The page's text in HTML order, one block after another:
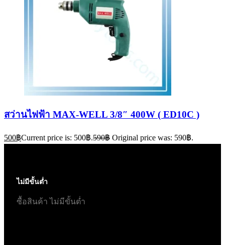
สว่านไฟฟ้า MAX-WELL 3/8″ 400W ( ED10C )
500฿Current price is: 500฿.590฿ Original price was: 590฿.
ไม่มีขั้นต่ำ
ซื้อสินค้า ไม่มีขั้นต่ำ